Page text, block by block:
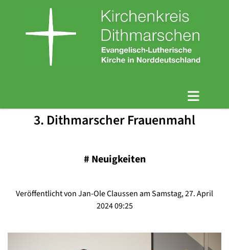
3. Dithmarscher Frauenmahl
# Neuigkeiten
Veröffentlicht von Jan-Ole Claussen am Samstag, 27. April
2024 09:25